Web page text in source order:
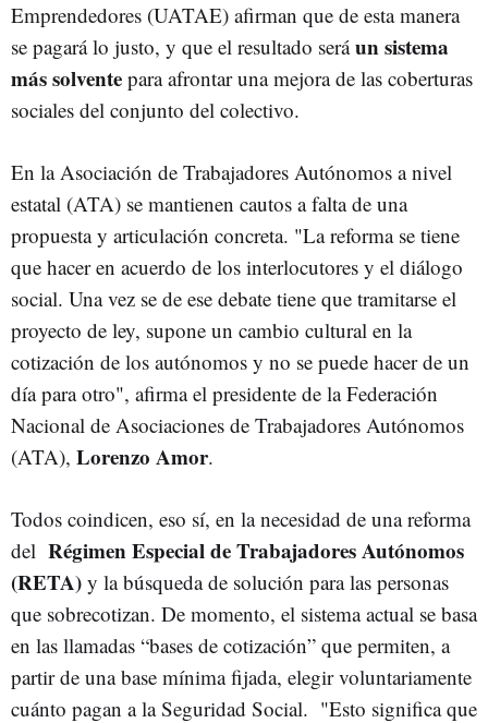
Emprendedores (UATAE) afirman que de esta manera
se pagará lo justo, y que el resultado seráun sistema
más solvente para afrontar una mejora de las coberturas
sociales del conjunto del colectivo.
En la Asociación de Trabajadores Autónomos a nivel
estatal (ATA) se mantienen cautos a falta de una
propuesta y articulación concreta. "La reforma se tiene
que hacer en acuerdo de los interlocutores y el diálogo
social. Una vez se de ese debate tiene que tramitarse el
proyecto de ley, supone un cambio cultural en la
cotización de los autónomos y no se puede hacer de un
día para otro", afirma el presidente de la Federación
Nacional de Asociaciones de Trabajadores Autónomos
(ATA), Lorenzo Amor.
Todos coindicen, eso sí, en la necesidad de una reforma
del Régimen Especial de Trabajadores Autónomos
(RETA) y la búsqueda de solución para las personas
que sobrecotizan. De momento, el sistema actual se basa
en las llamadas “bases de cotización” que permiten, a
partir de una base mínima fijada, elegir voluntariamente
cuánto pagan a la Seguridad Social. "Esto significa que